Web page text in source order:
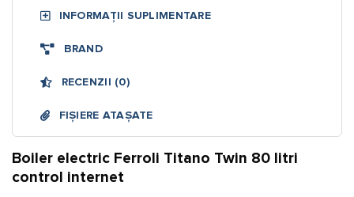
INFORMAȚII SUPLIMENTARE
BRAND
RECENZII (0)
FIȘIERE ATAȘATE
Boiler electric Ferroli Titano Twin 80 litri
control internet